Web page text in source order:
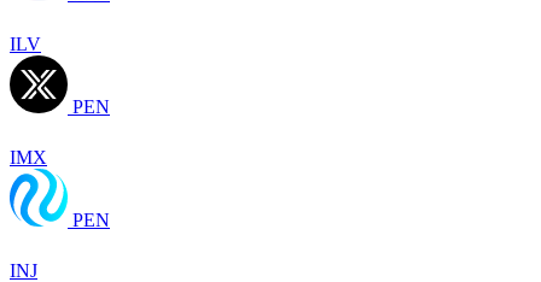
ILV
PEN
IMX
PEN
INJ